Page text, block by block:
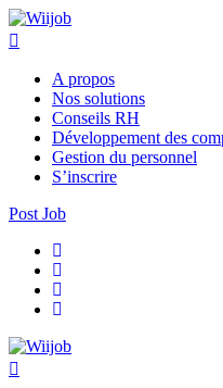
A propos
Nos solutions
Conseils RH
Développement des
Gestion du personnel
S’inscrire
Post Job